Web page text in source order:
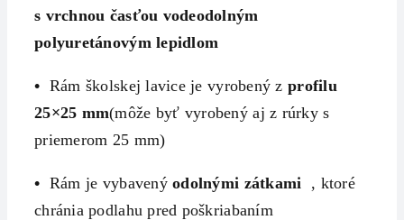
s vrchnou časťou vodeodolným
polyuretánovým lepidlom
• Rám školskej lavice je vyrobený z profilu
25×25 mm(môže byť vyrobený aj z rúrky s
priemerom 25 mm)
• Rám je vybavenýodolnými zátkami , ktoré
chránia podlahu pred poškriabaním